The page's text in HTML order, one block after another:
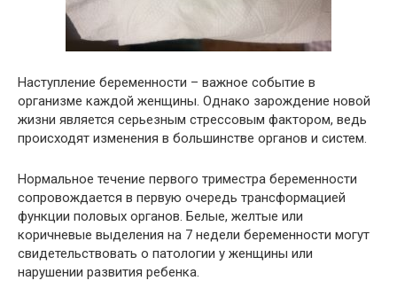
Наступление беременности – важное событие в
организме каждой женщины. Однако зарождение новой
жизни является серьезным стрессовым фактором, ведь
происходят изменения в большинстве органов и систем.
Нормальное течение первого триместра беременности
сопровождается в первую очередь трансформацией
функции половых органов. Белые, желтые или
коричневые выделения на 7 недели беременности могут
свидетельствовать о патологии у женщины или
нарушении развития ребенка.